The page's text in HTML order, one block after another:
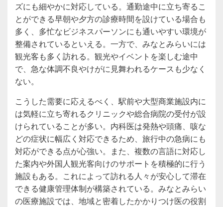
ズにも細やかに対応している。通勤途中に立ち寄るこ
とができる早朝や夕方の診療時間を設けている場合も
多く、多忙なビジネスパーソンにも通いやすい環境が
整備されているといえる。一方で、みなとみらいには
観光客も多く訪れる。観光やイベントを楽しむ途中
で、急な体調不良やけがに見舞われるケースも少なく
ない。
こうした需要に応えるべく、駅前や大型商業施設内に
は気軽に立ち寄れるクリニックや総合病院の受付が設
けられていることが多い。内科医は発熱や頭痛、咳な
どの症状に幅広く対応できるため、旅行中の急病にも
対応ができる点が心強い。また、複数の言語に対応し
た案内や外国人観光客向けのサポートを積極的に行う
施設もある。これによって訪れる人々が安心して滞在
できる健康管理体制が構築されている。みなとみらい
の医療施設では、地域と密着したかかりつけ医の役割